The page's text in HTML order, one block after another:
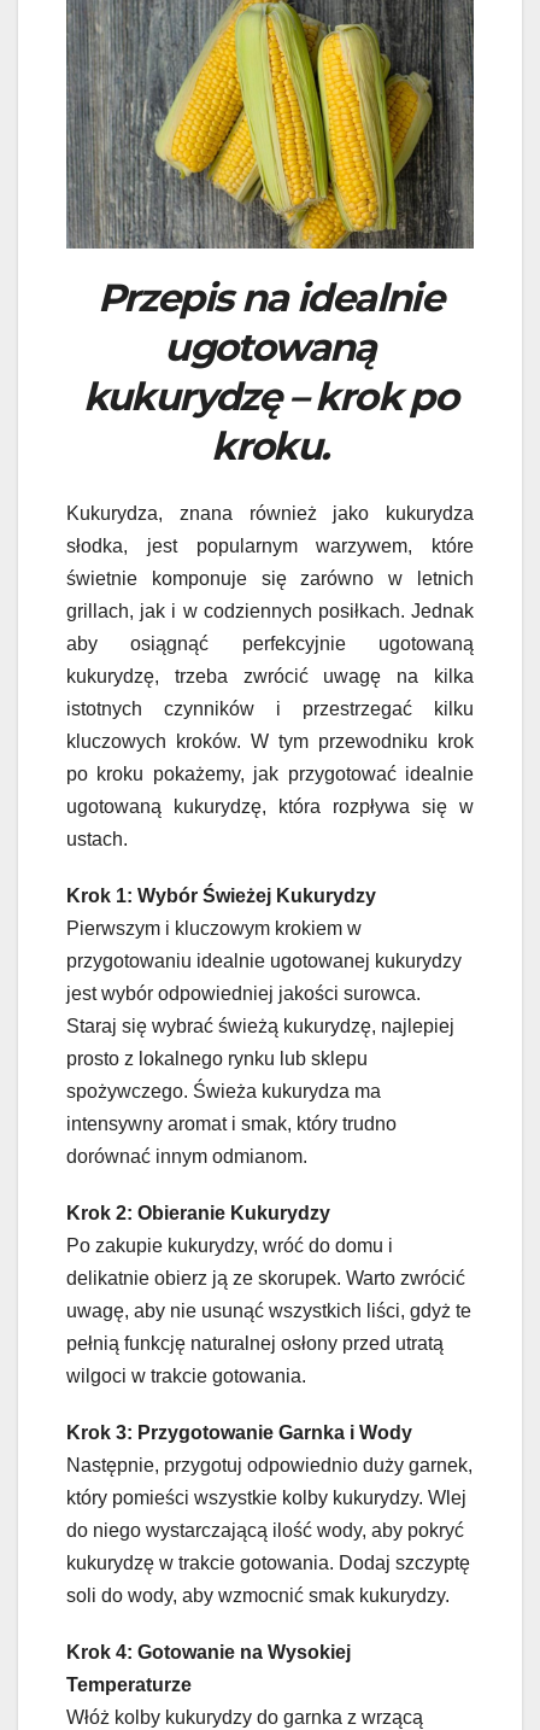
Przepis na idealnie
ugotowaną
kukurydzę – krok po
kroku.
Kukurydza, znana również jako kukurydza
słodka, jest popularnym warzywem, które
świetnie komponuje się zarówno w letnich
grillach, jak i w codziennych posiłkach. Jednak
aby osiągnąć perfekcyjnie ugotowaną
kukurydzę, trzeba zwrócić uwagę na kilka
istotnych czynników i przestrzegać kilku
kluczowych kroków. W tym przewodniku krok
po kroku pokażemy, jak przygotować idealnie
ugotowaną kukurydzę, która rozpływa się w
ustach.
Krok 1: Wybór Świeżej Kukurydzy
Pierwszym i kluczowym krokiem w
przygotowaniu idealnie ugotowanej kukurydzy
jest wybór odpowiedniej jakości surowca.
Staraj się wybrać świeżą kukurydzę, najlepiej
prosto z lokalnego rynku lub sklepu
spożywczego. Świeża kukurydza ma
intensywny aromat i smak, który trudno
dorównać innym odmianom.
Krok 2: Obieranie Kukurydzy
Po zakupie kukurydzy, wróć do domu i
delikatnie obierz ją ze skorupek. Warto zwrócić
uwagę, aby nie usunąć wszystkich liści, gdyż te
pełnią funkcję naturalnej osłony przed utratą
wilgoci w trakcie gotowania.
Krok 3: Przygotowanie Garnka i Wody
Następnie, przygotuj odpowiednio duży garnek,
który pomieści wszystkie kolby kukurydzy. Wlej
do niego wystarczającą ilość wody, aby pokryć
kukurydzę w trakcie gotowania. Dodaj szczyptę
soli do wody, aby wzmocnić smak kukurydzy.
Krok 4: Gotowanie na Wysokiej
Temperaturze
Włóż kolby kukurydzy do garnka z wrzącą